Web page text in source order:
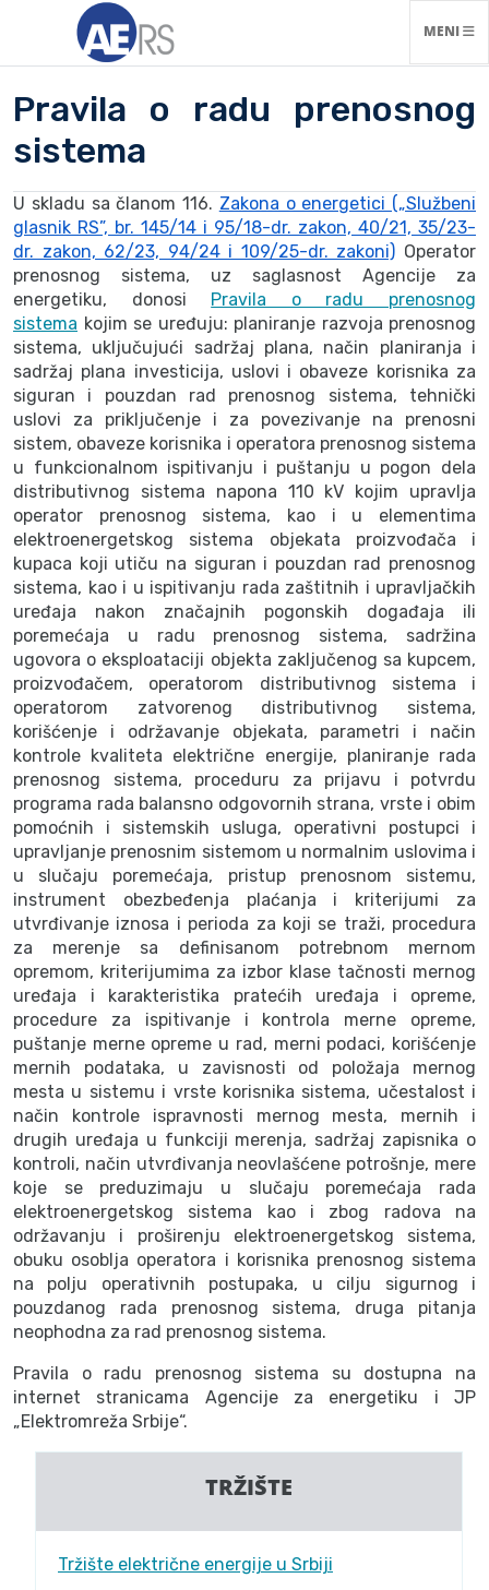
MENI
Pravila o radu prenosnog
sistema
U skladu sa članom 116. Zakona o energetici („Službeni
glasnik RS”, br. 145/14 i 95/18-dr. zakon, 40/21, 35/23-
dr. zakon, 62/23, 94/24 i 109/25-dr. zakoni) Operator
prenosnog sistema, uz saglasnost Agencije za
energetiku, donosi Pravila o radu prenosnog
sistema kojim se uređuju: planiranje razvoja prenosnog
sistema, uključujući sadržaj plana, način planiranja i
sadržaj plana investicija, uslovi i obaveze korisnika za
siguran i pouzdan rad prenosnog sistema, tehnički
uslovi za priključenje i za povezivanje na prenosni
sistem, obaveze korisnika i operatora prenosnog sistema
u funkcionalnom ispitivanju i puštanju u pogon dela
distributivnog sistema napona 110 kV kojim upravlja
operator prenosnog sistema, kao i u elementima
elektroenergetskog sistema objekata proizvođača i
kupaca koji utiču na siguran i pouzdan rad prenosnog
sistema, kao i u ispitivanju rada zaštitnih i upravljačkih
uređaja nakon značajnih pogonskih događaja ili
poremećaja u radu prenosnog sistema, sadržina
ugovora o eksploataciji objekta zaključenog sa kupcem,
proizvođačem, operatorom distributivnog sistema i
operatorom zatvorenog distributivnog sistema,
korišćenje i održavanje objekata, parametri i način
kontrole kvaliteta električne energije, planiranje rada
prenosnog sistema, proceduru za prijavu i potvrdu
programa rada balansno odgovornih strana, vrste i obim
pomoćnih i sistemskih usluga, operativni postupci i
upravljanje prenosnim sistemom u normalnim uslovima i
u slučaju poremećaja, pristup prenosnom sistemu,
instrument obezbeđenja plaćanja i kriterijumi za
utvrđivanje iznosa i perioda za koji se traži, procedura
za merenje sa definisanom potrebnom mernom
opremom, kriterijumima za izbor klase tačnosti mernog
uređaja i karakteristika pratećih uređaja i opreme,
procedure za ispitivanje i kontrola merne opreme,
puštanje merne opreme u rad, merni podaci, korišćenje
mernih podataka, u zavisnosti od položaja mernog
mesta u sistemu i vrste korisnika sistema, učestalost i
način kontrole ispravnosti mernog mesta, mernih i
drugih uređaja u funkciji merenja, sadržaj zapisnika o
kontroli, način utvrđivanja neovlašćene potrošnje, mere
koje se preduzimaju u slučaju poremećaja rada
elektroenergetskog sistema kao i zbog radova na
održavanju i proširenju elektroenergetskog sistema,
obuku osoblja operatora i korisnika prenosnog sistema
na polju operativnih postupaka, u cilju sigurnog i
pouzdanog rada prenosnog sistema, druga pitanja
neophodna za rad prenosnog sistema.
Pravila o radu prenosnog sistema su dostupna na
internet stranicama Agencije za energetiku i JP
„Elektromreža Srbije“.
TRŽIŠTE
Tržište električne energije u Srbiji